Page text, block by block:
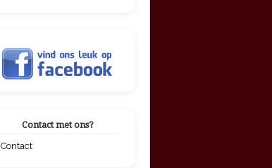
Contact met ons?
Contact